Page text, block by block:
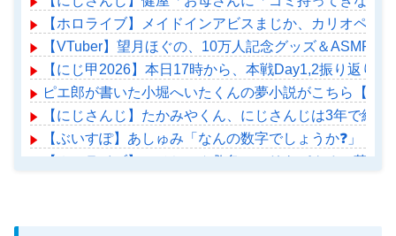
【ホロライブ】メイドインアビスまじか、カリオペす
【VTuber】望月ほぐの、10万人記念グッズ＆ASMR
【にじ甲2026】本日17時から、本戦Day1,2振り返り配
ピエ郎が書いた小堀へいたくんの夢小説がこちら【サ
【にじさんじ】たかみやくん、にじさんじは3年で終
【ぶいすぽ】あしゅみ「なんの数字でしょうか❓」
【ホロライブ】アメちゃん救急のヘリをパクる→落下